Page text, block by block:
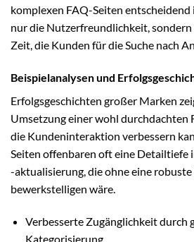
komplexen FAQ-Seiten
nur die Nutzerfreundlichkeit,
Zeit, die Kunden für die Suche nach
Beispielanalysen und
Erfolgsgeschichten großer Marken
Umsetzung einer wohl durchdachten
die Kundeninteraktion verbessern
Seiten offenbaren oft eine Detailtiefe
-aktualisierung, die ohne eine
bewerkstelligen wäre.
Verbesserte Zugänglichkeit durch
Kategorisierung